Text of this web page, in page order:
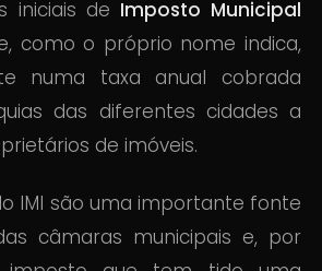
iniciais de Imposto Municipal
como o próprio nome indica,
numa taxa anual cobrada
das diferentes cidades a
de imóveis.
IMI são uma importante fonte
câmaras municipais e, por